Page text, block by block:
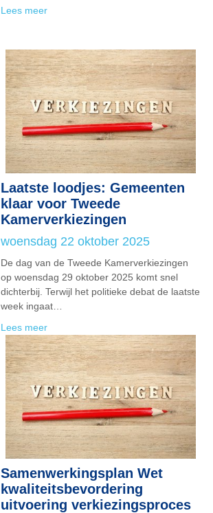
Lees meer
Laatste loodjes: Gemeenten
klaar voor Tweede
Kamerverkiezingen
woensdag 22 oktober 2025
De dag van de Tweede Kamerverkiezingen
op woensdag 29 oktober 2025 komt snel
dichterbij. Terwijl het politieke debat de laatste
week ingaat…
Lees meer
Samenwerkingsplan Wet
kwaliteitsbevordering
uitvoering verkiezingsproces